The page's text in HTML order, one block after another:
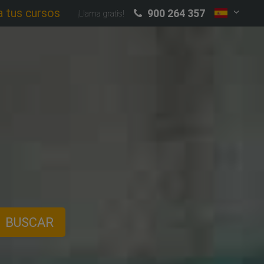
tus cursos ¡Llama gratis! 900 264 357
BUSCAR